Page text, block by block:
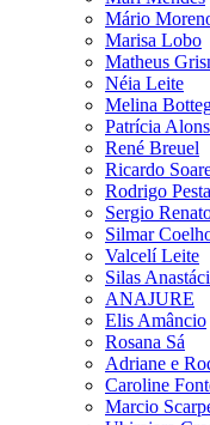
Mário
Marisa Lobo
Matheus
Néia Leite
Melina
Patrícia
René Breuel
Ricardo
Rodrigo
Sergio
Silmar
Valcelí Leite
Silas
ANAJURE
Elis Amâncio
Rosana Sá
Adriane e
Caroline
Marcio